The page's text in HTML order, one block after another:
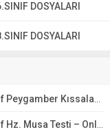
DOSYALARI
DOSYALARI
Kıssaları Ünite Testi – Online Çöz
Hz. Musa Testi – Online Çöz